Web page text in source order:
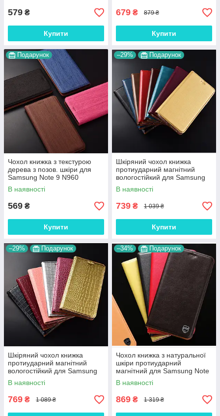
579 ₴
Купити
679 ₴ 879 ₴
Купити
Подарунок
Чохол книжка з текстурою
дерева з позов. шкіри для
Samsung Note 9 N960
"WOODER"
В наявності
569 ₴
Купити
–29% Подарунок
Шкіряний чохол книжка
протиударний магнітний
вологостійкий для Samsung
Note 9 N960 "VERSANO"
В наявності
739 ₴ 1 039 ₴
Купити
–29% Подарунок
Шкіряний чохол книжка
протиударний магнітний
вологостійкий для Samsung
Note 9 N960 "GOLDAX"
В наявності
769 ₴ 1 089 ₴
–34% Подарунок
Чохол книжка з натуральної
шкіри протиударний
магнітний для Samsung Note
9 N960 "CLASIC"
В наявності
869 ₴ 1 319 ₴